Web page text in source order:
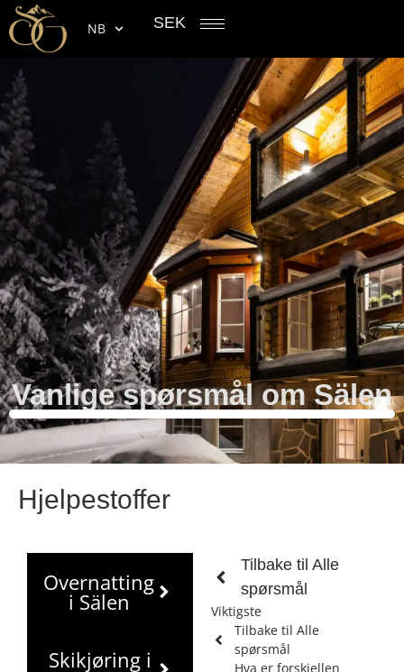
NB SEK
Vanlige spørsmål om Sälen
Hjelpestoffer
Overnatting
i Sälen
Skikjøring i
Tilbake til Alle
spørsmål
Viktigste
Tilbake til Alle
spørsmål
Hva er forskjellen